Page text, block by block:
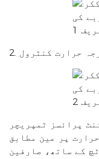
حرارت کنٹرول
پرائسز ٹمپریچر
پر عین مطابق
کے ساتھ، صارفین